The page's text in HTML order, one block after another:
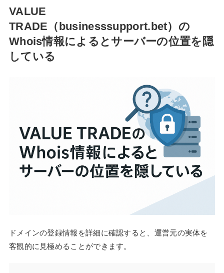
VALUE
TRADE（businesssupport.bet）の
Whois情報によるとサーバーの位置を隠
している
ドメインの登録情報を詳細に確認すると、運営元の実体を
客観的に見極めることができます。